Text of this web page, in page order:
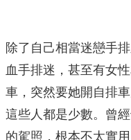
除了自己相當迷戀手
血手排迷，甚至有女
車，突然要她開自排
這些人都是少數。曾
的駕照，根本不太實